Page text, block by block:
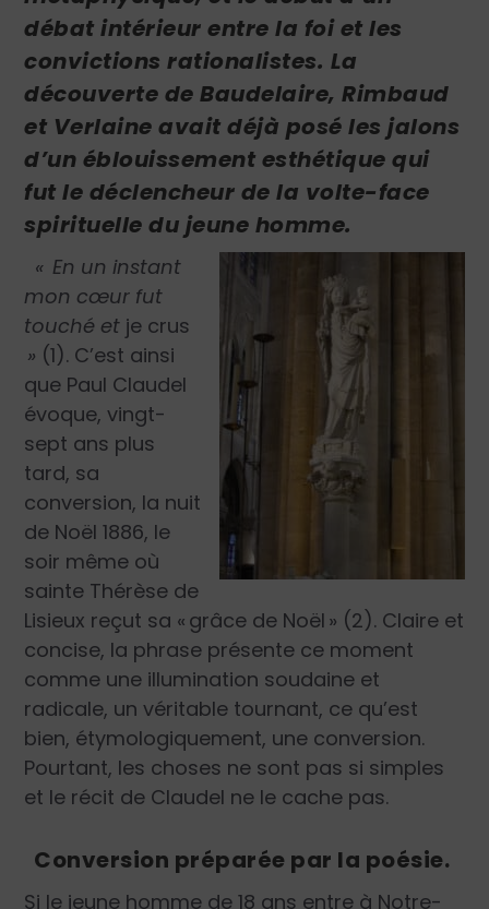
débat intérieur entre la foi et les
convictions rationalistes. La
découverte de Baudelaire, Rimbaud
et Verlaine avait déjà posé les jalons
d’un éblouissement esthétique qui
fut le déclencheur de la volte-face
spirituelle du jeune homme.
« En un instant
mon cœur fut
touché et je crus
» (1). C’est ainsi
que Paul Claudel
évoque, vingt-
sept ans plus
tard, sa
conversion, la nuit
de Noël 1886, le
soir même où
sainte Thérèse de
Lisieux reçut sa « grâce de Noël » (2). Claire et
concise, la phrase présente ce moment
comme une illumination soudaine et
radicale, un véritable tournant, ce qu’est
bien, étymologiquement, une conversion.
Pourtant, les choses ne sont pas si simples
et le récit de Claudel ne le cache pas.
Conversion préparée par la poésie.
Si le jeune homme de 18 ans entre à Notre-